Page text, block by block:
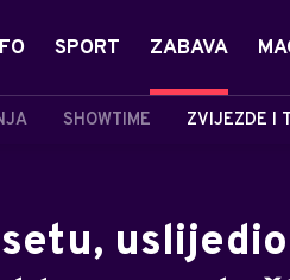
SPORT ZABAVA
SHOWTIME ZVIJEZDE I